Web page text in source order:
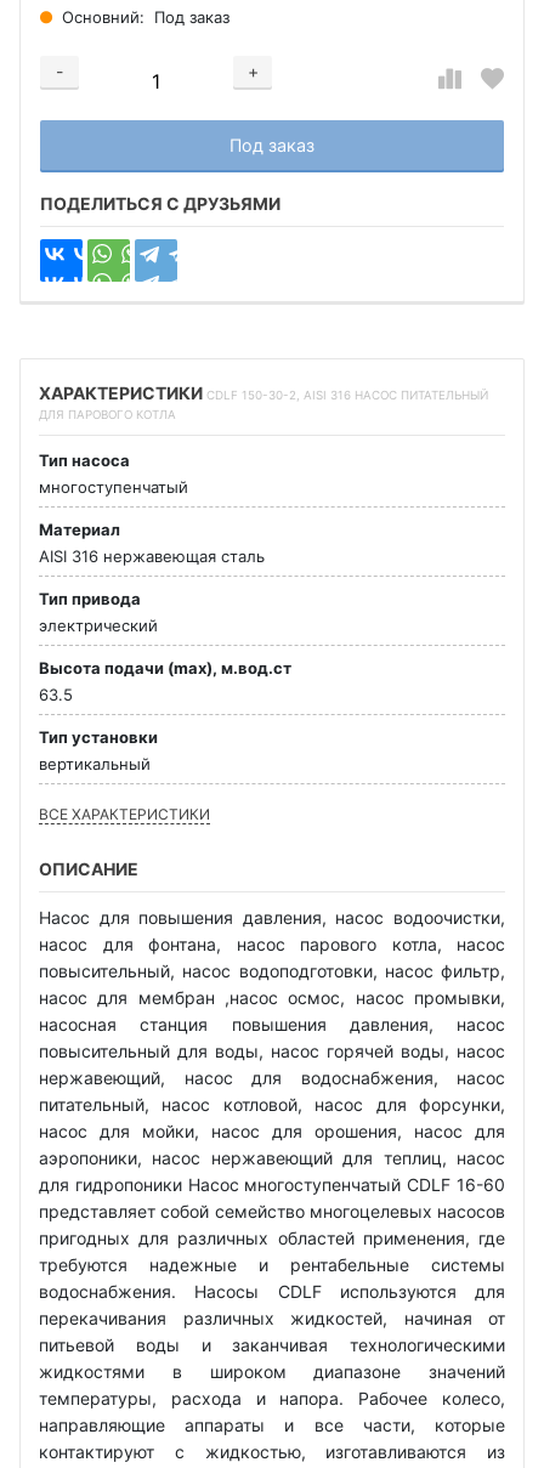
Основний: Под заказ
-
+
Добавляется...
Под заказ
Добавлен
ПОДЕЛИТЬСЯ С ДРУЗЬЯМИ
ХАРАКТЕРИСТИКИ CDLF 150-30-2, AISI 316 НАСОС ПИТАТЕЛЬНЫЙ
ДЛЯ ПАРОВОГО КОТЛА
Тип насоса
многоступенчатый
Материал
AISI 316 нержавеющая сталь
Тип привода
электрический
Высота подачи (max), м.вод.ст
63.5
Тип установки
вертикальный
ВСЕ ХАРАКТЕРИСТИКИ
ОПИСАНИЕ
Насос для повышения давления, насос водоочистки,
насос для фонтана, насос парового котла, насос
повысительный, насос водоподготовки, насос фильтр,
насос для мембран ,насос осмос, насос промывки,
насосная станция повышения давления, насос
повысительный для воды, насос горячей воды, насос
нержавеющий, насос для водоснабжения, насос
питательный, насос котловой, насос для форсунки,
насос для мойки, насос для орошения, насос для
аэропоники, насос нержавеющий для теплиц, насос
для гидропоники Насос многоступенчатый CDLF 16-60
представляет собой семейство многоцелевых насосов
пригодных для различных областей применения, где
требуются надежные и рентабельные системы
водоснабжения. Насосы CDLF используются для
перекачивания различных жидкостей, начиная от
питьевой воды и заканчивая технологическими
жидкостями в широком диапазоне значений
температуры, расхода и напора. Рабочее колесо,
направляющие аппараты и все части, которые
контактируют с жидкостью, изготавливаются из